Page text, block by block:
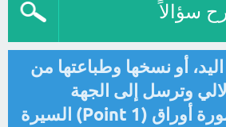
سؤالاً
أو نسخها وطباعتها من
وترسل إلى الجهة
المطلوبة في صورة أوراق (1 Point) السيرة